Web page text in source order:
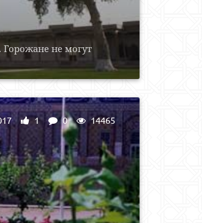
не могут
1 0 14465